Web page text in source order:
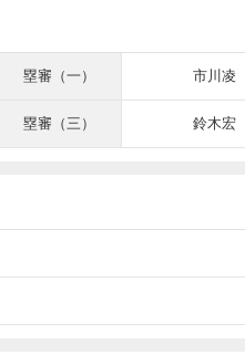
塁審（一） 市川凌
塁審（三） 鈴木宏